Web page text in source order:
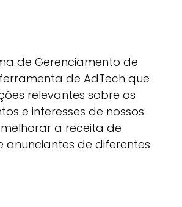
de Gerenciamento de
de AdTech que
relevantes sobre os
e interesses de nossos
a receita de
anunciantes de diferentes